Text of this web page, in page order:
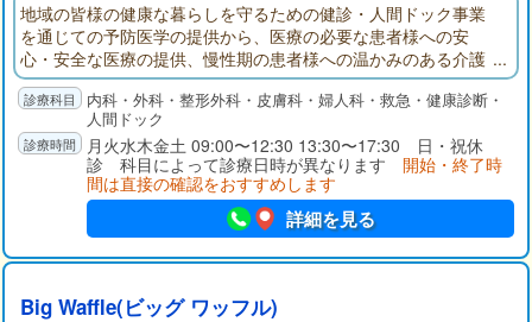
地域の皆様の健康な暮らしを守るための健診・人間ドック事業
を通じての予防医学の提供から、医療の必要な患者様への安
心・安全な医療の提供、慢性期の患者様への温かみのある介護
の提供まで、一貫したサービスの提供を目標に掲げておりま
す。
内科・外科・整形外科・皮膚科・婦人科・救急・健康診断・
人間ドック
月火水木金土 09:00〜12:30 13:30〜17:30 日・祝休
診 科目によって診療日時が異なります 開始・終了時
間は直接の確認をおすすめします
詳細を見る
Big Waffle(ビッグ ワッフル)